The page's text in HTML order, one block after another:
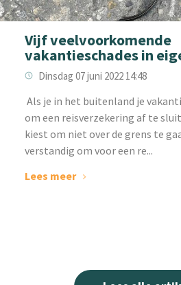
Vijf veelvoorkomende
vakantieschades in
Dinsdag 07 juni 2022 14:48
Als je in het buitenland je
om een reisverzekering af te
kiest om niet over de grens te
verstandig om voor een re...
Lees meer